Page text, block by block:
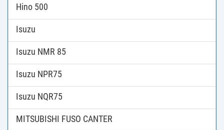
Hino 500
Isuzu
Isuzu NMR 85
Isuzu NPR75
Isuzu NQR75
MITSUBISHI FUSO CANTER